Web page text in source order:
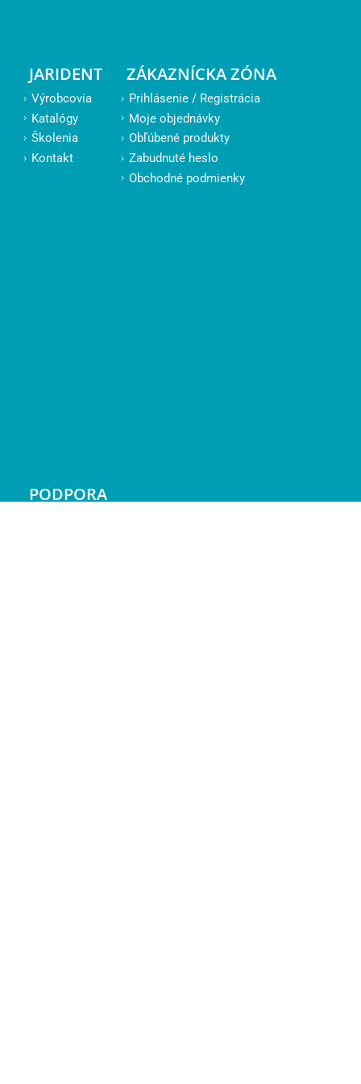
JARIDENT
Výrobcovia
Katalógy
Školenia
Kontakt
ZÁKAZNÍCKA ZÓNA
Prihlásenie / Registrácia
Moje objednávky
Obľúbené produkty
Zabudnuté heslo
Obchodné podmienky
PODPORA